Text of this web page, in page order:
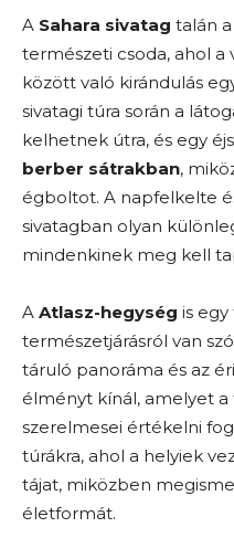
A Sahara sivatag talán
természeti csoda, ahol
között való kirándulás
sivatagi túra során a
kelhetnek útra, és egy
berber sátrakban,
égboltot. A napfelkelte
sivatagban olyan
mindenkinek meg kell
A Atlasz-hegység is egy
természetjárásról van
táruló panoráma és az
élményt kínál, amelyet
szerelmesei értékelni
túrákra, ahol a helyiek
tájat, miközben
életformát.